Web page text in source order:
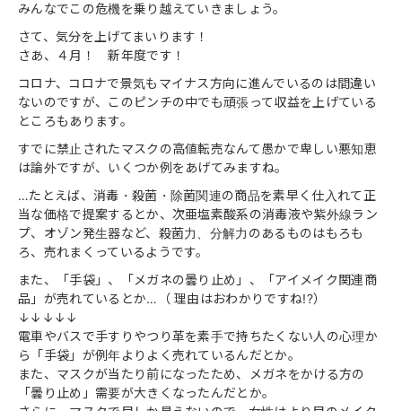
みんなでこの危機を乗り越えていきましょう。
さて、気分を上げてまいります！
さあ、４月！ 新年度です！
コロナ、コロナで景気もマイナス方向に進んでいるのは間違い
ないのですが、このピンチの中でも頑張って収益を上げている
ところもあります。
すでに禁止されたマスクの高値転売なんて愚かで卑しい悪知恵
は論外ですが、いくつか例をあげてみますね。
…たとえば、消毒・殺菌・除菌関連の商品を素早く仕入れて正
当な価格で提案するとか、次亜塩素酸系の消毒液や紫外線ラン
プ、オゾン発生器など、殺菌力、分解力のあるものはもろも
ろ、売れまくっているようです。
また、「手袋」、「メガネの曇り止め」、「アイメイク関連商
品」が売れているとか…（ 理由はおわかりですね!?）
↓↓↓↓↓
電車やバスで手すりやつり革を素手で持ちたくない人の心理か
ら「手袋」が例年よりよく売れているんだとか。
また、マスクが当たり前になったため、メガネをかける方の
「曇り止め」需要が大きくなったんだとか。